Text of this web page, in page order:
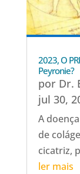
2023, O
Peyronie?
por Dr.
jul 30,
A
de
cicatriz,
ler mais